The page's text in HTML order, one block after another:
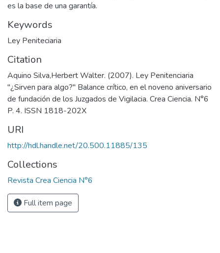
es la base de una garantía.
Keywords
Ley Peniteciaria
Citation
Aquino Silva,Herbert Walter. (2007). Ley Penitenciaria
"¿Sirven para algo?" Balance crítico, en el noveno aniversario
de fundación de los Juzgados de Vigilacia. Crea Ciencia. N°6
P. 4. ISSN 1818-202X
URI
http://hdl.handle.net/20.500.11885/135
Collections
Revista Crea Ciencia N°6
Full item page